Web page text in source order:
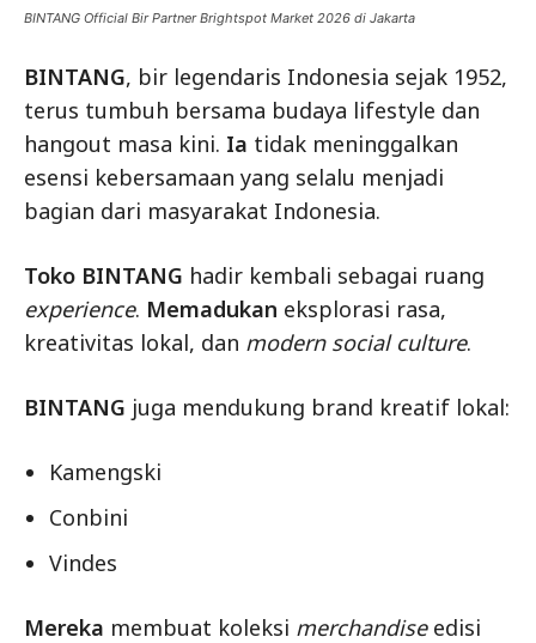
BINTANG Official Bir Partner Brightspot Market 2026 di Jakarta
BINTANG, bir legendaris Indonesia sejak 1952,
terus tumbuh bersama budaya lifestyle dan
hangout masa kini. Ia tidak meninggalkan
esensi kebersamaan yang selalu menjadi
bagian dari masyarakat Indonesia.
Toko BINTANG hadir kembali sebagai ruang
experience. Memadukan eksplorasi rasa,
kreativitas lokal, dan modern social culture.
BINTANG juga mendukung brand kreatif lokal:
Kamengski
Conbini
Vindes
Mereka membuat koleksi merchandiseedisi